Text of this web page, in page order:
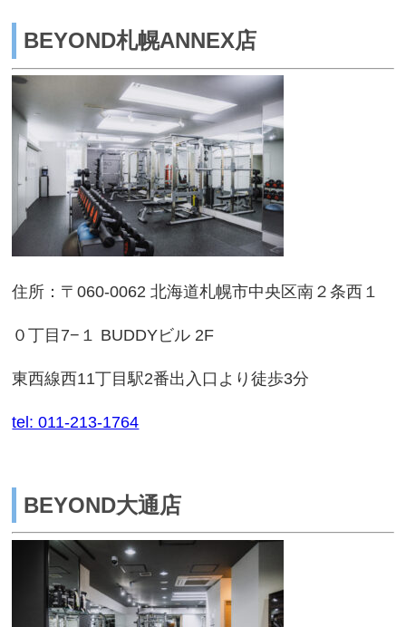
BEYOND札幌ANNEX店
住所：〒060-0062 北海道札幌市中央区南２条西１
０丁目7−１ BUDDYビル 2F
東西線西11丁目駅2番出入口より徒歩3分
tel: 011-213-1764
BEYOND大通店